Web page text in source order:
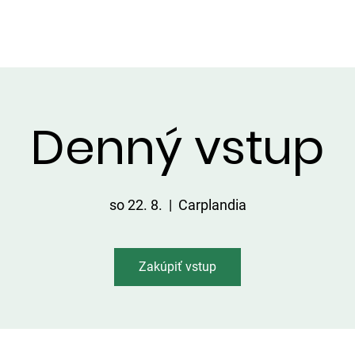
Denný vstup
so 22. 8.
  |
Carplandia
Zakúpiť vstup